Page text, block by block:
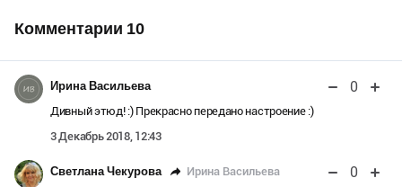
Комментарии 10
Ирина Васильева 0
Дивный этюд! :) Прекрасно передано настроение :)
3 Декабрь 2018, 12:43
Светлана Чекурова Ирина Васильева 0